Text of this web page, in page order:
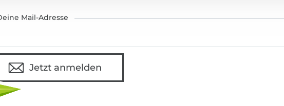
Mail-Adresse
Jetzt anmelden